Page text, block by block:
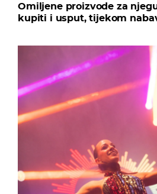
Omiljene proizvode za
kupiti i usput, tijekom